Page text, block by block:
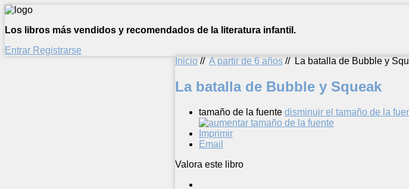
Los libros más vendidos y recomendados de la literatura infantil.
Entrar Registrarse
Inicio // A partir de 6 años // La batalla de Bubble y
La batalla de Bubble y Squeak
tamaño de la fuente disminuir el tamaño de la
Imprimir
Email
Valora este libro